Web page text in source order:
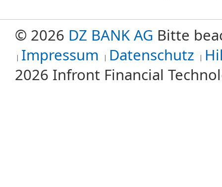
© 2026 DZ BANK AG Bitte
Impressum
Datenschutz
2026 Infront Financial